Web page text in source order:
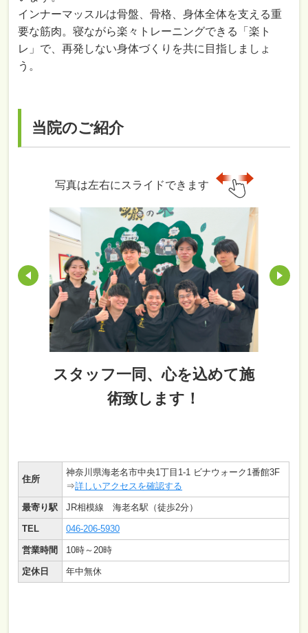
インナーマッスルは骨盤、骨格、身体全体を支える重
要な筋肉。寝ながら楽々トレーニングできる「楽ト
レ」で、再発しない身体づくりを共に目指しましょ
う。
当院のご紹介
写真は左右にスライドできます
スタッフ一同、心を込めて施
術致します！
住所
神奈川県海老名市中央1丁目1-1 ビナウォーク1番館3F
⇒詳しいアクセスを確認する
最寄り駅 JR相模線 海老名駅（徒歩2分）
TEL 046-206-5930
営業時間 10時～20時
定休日 年中無休